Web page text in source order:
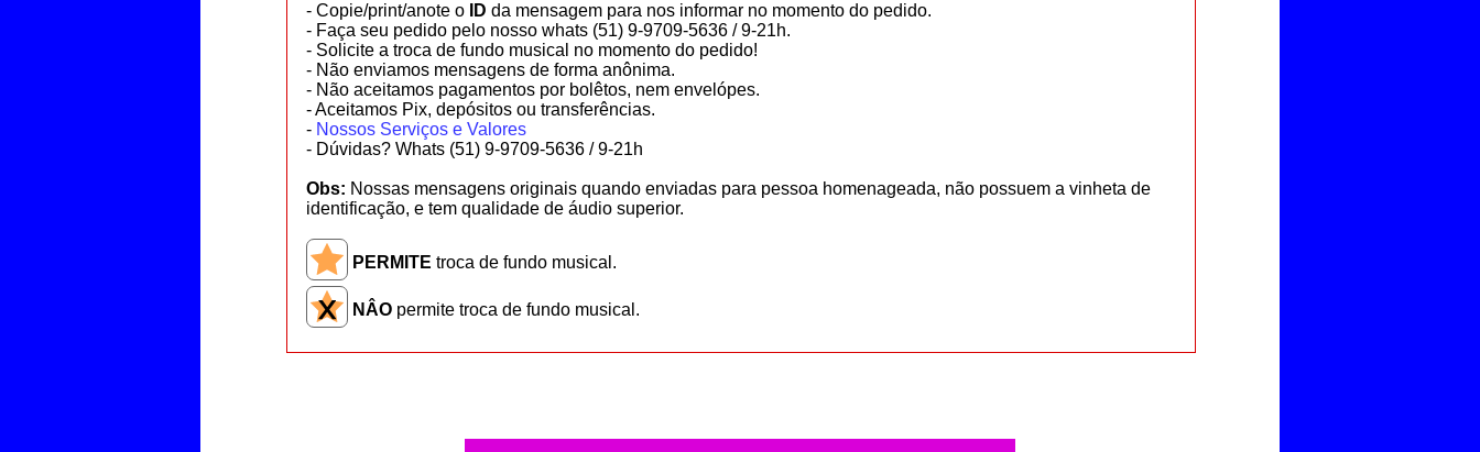
- Copie/print/anote o ID da mensagem para nos informar no momento do pedido.
- Faça seu pedido pelo nosso whats (51) 9-9709-5636 / 9-21h.
- Solicite a troca de fundo musical no momento do pedido!
- Não enviamos mensagens de forma anônima.
- Não aceitamos pagamentos por bolêtos, nem envelópes.
- Aceitamos Pix, depósitos ou transferências.
- Nossos Serviços e Valores
- Dúvidas? Whats (51) 9-9709-5636 / 9-21h
Obs: Nossas mensagens originais quando enviadas para pessoa homenageada, não possuem a vinheta de
identificação, e tem qualidade de áudio superior.
PERMITE troca de fundo musical.
NÂOpermite troca de fundo musical.